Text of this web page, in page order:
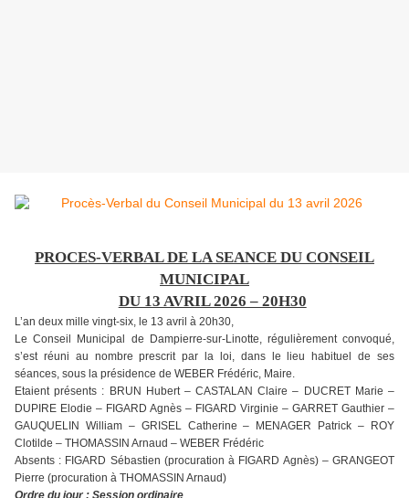
PROCES-VERBAL DE LA SEANCE DU CONSEIL
MUNICIPAL
DU 13 AVRIL 2026 – 20H30
L’an deux mille vingt-six, le 13 avril à 20h30,
Le Conseil Municipal de Dampierre-sur-Linotte, régulièrement convoqué,
s’est réuni au nombre prescrit par la loi, dans le lieu habituel de ses
séances, sous la présidence de WEBER Frédéric, Maire.
Etaient présents : BRUN Hubert – CASTALAN Claire – DUCRET Marie –
DUPIRE Elodie – FIGARD Agnès – FIGARD Virginie – GARRET Gauthier –
GAUQUELIN William – GRISEL Catherine – MENAGER Patrick – ROY
Clotilde – THOMASSIN Arnaud – WEBER Frédéric
Absents : FIGARD Sébastien (procuration à FIGARD Agnès) – GRANGEOT
Pierre (procuration à THOMASSIN Arnaud)
Ordre du jour: Session ordinaire